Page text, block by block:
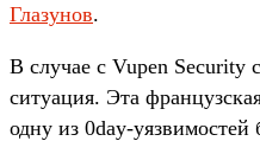
Глазунов.
В случае с Vupen Security
ситуация. Эта
одну из 0day-уязвимостей